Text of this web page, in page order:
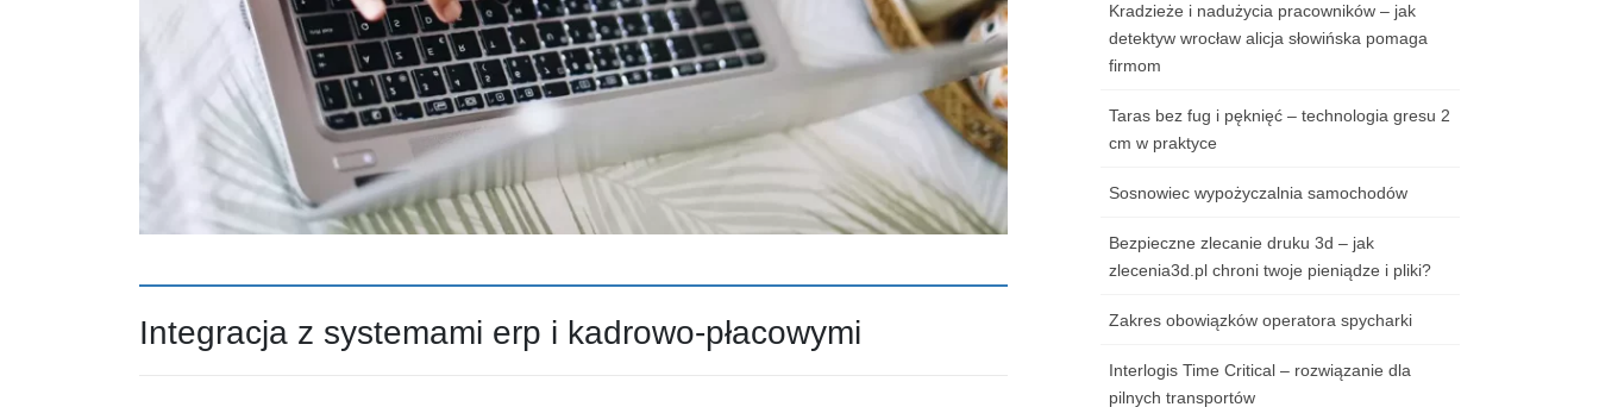
Integracja z systemami erp i kadrowo-płacowymi
Kradzieże i nadużycia pracowników – jak
detektyw wrocław alicja słowińska pomaga
firmom
Taras bez fug i pęknięć – technologia gresu 2
cm w praktyce
Sosnowiec wypożyczalnia samochodów
Bezpieczne zlecanie druku 3d – jak
zlecenia3d.pl chroni twoje pieniądze i pliki?
Zakres obowiązków operatora spycharki
Interlogis Time Critical – rozwiązanie dla
pilnych transportów